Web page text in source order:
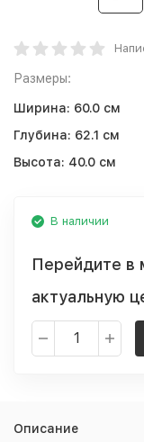
Размеры:
Ширина: 60.0 см
Глубина: 62.1 см
Высота: 40.0 см
В наличии
Перейдите в
актуальную
Описание